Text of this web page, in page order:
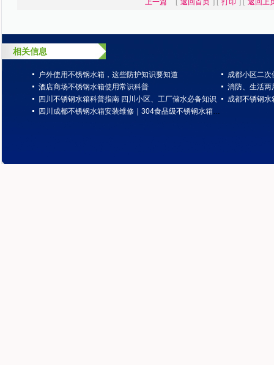
上一篇 [ 返回首页 ] [ 打印 ] [ 返回上
相关信息
户外使用不锈钢水箱，这些防护知识要知道
成都小区二
酒店商场不锈钢水箱使用常识科普
消防、生活两
四川不锈钢水箱科普指南 四川小区、工厂储水必备知识
成都不锈钢
四川成都不锈钢水箱安装维修｜304食品级不锈钢水箱，专业现场焊接一站式服务